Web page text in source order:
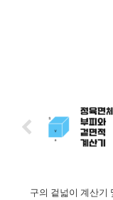
구의 겉넓이 계산기